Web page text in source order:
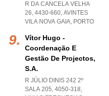
R DA CANCELA VELHA
26, 4430-660, AVINTES
VILA NOVA GAIA, PORTO
Vítor Hugo -
Coordenação E
Gestão De Projectos,
S.a.
R JÚLIO DINIS 242 2º
SALA 205, 4050-318,